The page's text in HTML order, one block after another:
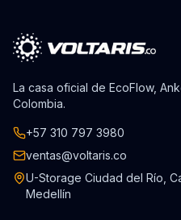
La casa oficial de EcoFlow,
Colombia.
+57 310 797 3980
ventas@voltaris.co
U-Storage Ciudad del Río,
Medellín